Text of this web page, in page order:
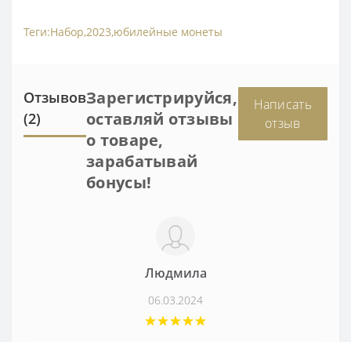
Теги:Набор,2023,юбилейные монеты
Отзывов
(2)
Зарегистрируйся,
оставляй отзывы
о товаре,
зарабатывай
бонусы!
Написать
отзыв
Людмила
06.03.2024